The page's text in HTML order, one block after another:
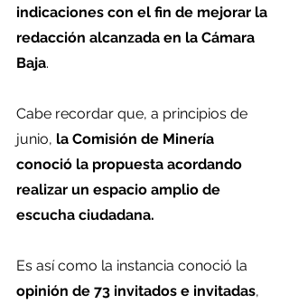
indicaciones con el fin de mejorar la
redacción alcanzada en la Cámara
Baja.
Cabe recordar que, a principios de
junio, la Comisión de Minería
conoció la propuesta acordando
realizar un espacio amplio de
escucha ciudadana.
Es así como la instancia conoció la
opinión de 73 invitados e invitadas,